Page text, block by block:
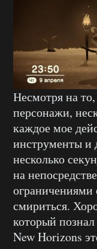
Несмотря на
персонажи,
каждое мое
инструменты и
несколько
на
ограничениями
смириться.
который
New Horizons